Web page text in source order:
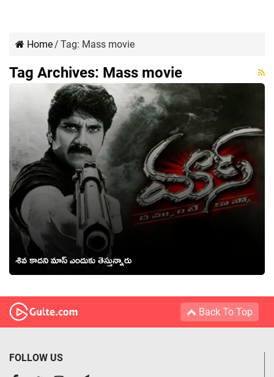
Home/ Tag: Mass movie
Tag Archives: Mass movie
శివ కాదని మాస్ ఎందుకు తెస్తున్నారు
Back To Top
FOLLOW US